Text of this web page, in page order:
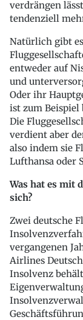
verdrängen
tendenziell
Natürlich gibt
entweder auf
und
Oder ihr
ist zum Beispiel
Die
verdient aber
also indem sie
Lufthansa oder
Was hat es mit
sich?
Zwei deutsche
vergangenen
Airlines
Insolvenz